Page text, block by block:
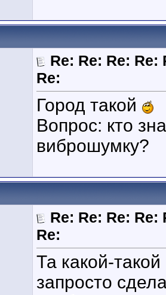
Re: Re: Re: Re:
Re:
Город такой
Вопрос: кто
виброшумку?
Re: Re: Re: Re:
Re:
Та какой-
запросто